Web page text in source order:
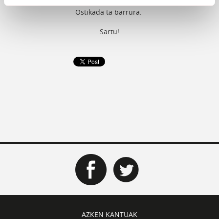
Ostikada ta barrura.
Sartu!
AZKEN KANTUAK